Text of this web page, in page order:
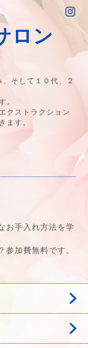
ロン
そして１０代、２
。
クストラクション
ます。
お手入れ方法を学
参加費無料です。